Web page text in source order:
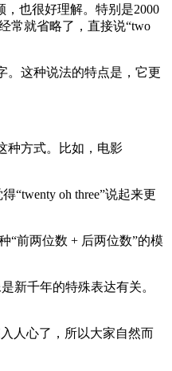
，也很好理解。特别是2000
常就省略了，直接说“two
。这种说法的特点是，它更
种方式。比如，电影
“twenty oh three”说起来更
“前两位数 + 后两位数”的模
新千年的特殊表达有关。
入人心了，所以大家自然而